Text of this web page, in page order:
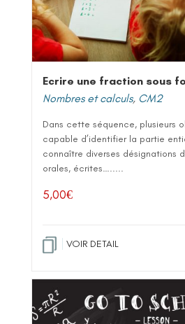
Nombres et calculs, CM2
Dans cette séquence, plusieurs
capable d’identifier la partie
connaître diverses désignations
orales, écrites….....
5,00€
VOIR DETAIL